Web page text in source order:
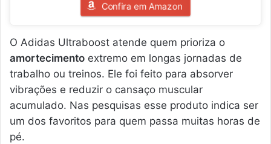
Confira em Amazon
O Adidas Ultraboost atende quem prioriza o
amortecimento extremo em longas jornadas de
trabalho ou treinos. Ele foi feito para absorver
vibrações e reduzir o cansaço muscular
acumulado. Nas pesquisas esse produto indica ser
um dos favoritos para quem passa muitas horas de
pé.